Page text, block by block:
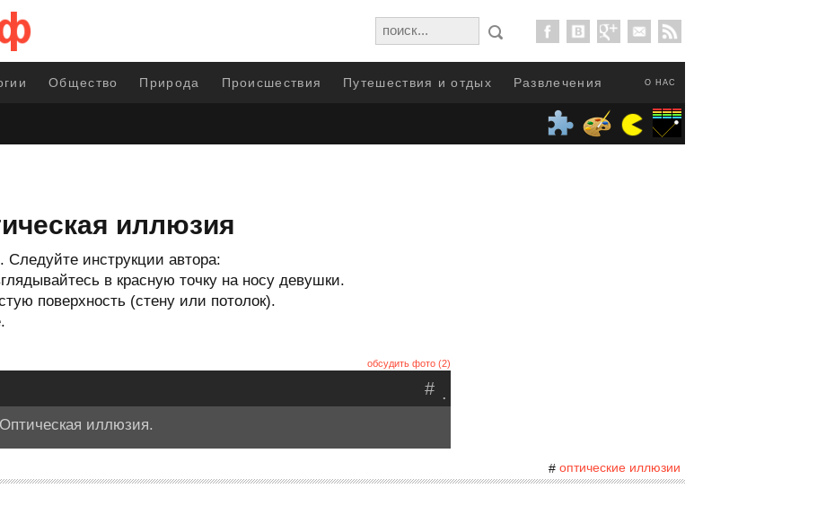
О НАС
Общество Природа Происшествия Путешествия и отдых Развлечения
иллюзия
Следуйте инструкции автора:
в красную точку на носу девушки.
поверхность (стену или потолок).
обсудить фото (2)
.
#
Оптическая иллюзия.
# оптические иллюзии